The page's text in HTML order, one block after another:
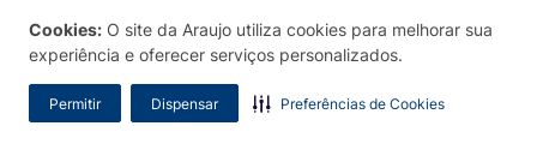
Cookies: O site da Araujo utiliza cookies para melhorar sua
experiência e oferecer serviços personalizados.
Permitir Dispensar Preferências de Cookies
Azevedo Guimarães – CRF 10.965 | Yasmin Silva Alvarenga – CRF 52.584 -
Consultor substituto: Thiago Aguiar Pinheiro - CRF Nº 13.748. Alvará
Sanitário: 2025020713 | Autorização de Funcionamento da Empresa (AFE):